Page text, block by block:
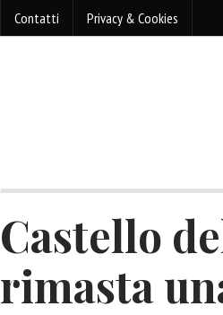
Contatti Privacy & Cookies
Castello
rimasta